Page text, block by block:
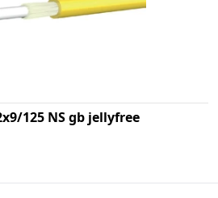
125 NS gb jellyfree